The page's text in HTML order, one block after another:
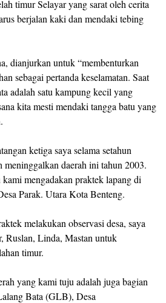
timur Selayar yang sarat oleh cerita
berjalan kaki dan mendaki tebing
dianjurkan untuk “membenturkan
sebagai pertanda keselamatan. Saat
adalah satu kampung kecil yang
kita mesti mendaki tangga batu yang
ketiga saya selama setahun
meninggalkan daerah ini tahun 2003.
kami mengadakan praktek lapang di
Parak. Utara Kota Benteng.
melakukan observasi desa, saya
Ruslan, Linda, Mastan untuk
timur.
yang kami tuju adalah juga bagian
Bata (GLB), Desa